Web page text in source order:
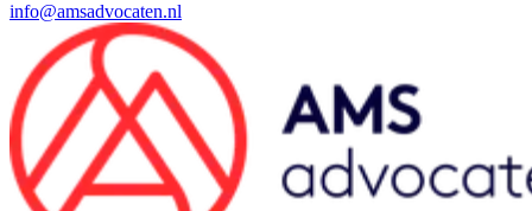
info@amsadvocaten.nl